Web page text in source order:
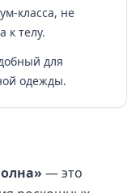
класса, не
к телу.
для
одежды.
— это